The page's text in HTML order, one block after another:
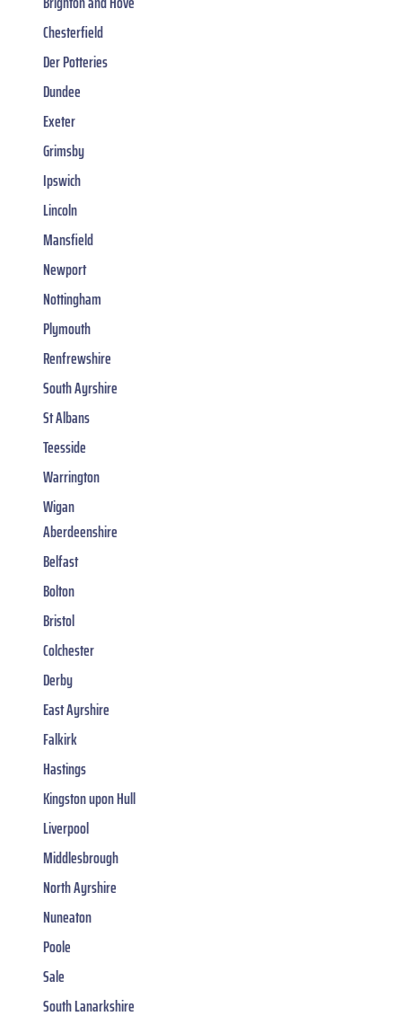
Chesterfield
Der Potteries
Dundee
Exeter
Grimsby
Ipswich
Lincoln
Mansfield
Newport
Nottingham
Plymouth
Renfrewshire
South Ayrshire
St Albans
Teesside
Warrington
Wigan
Aberdeenshire
Belfast
Bolton
Bristol
Colchester
Derby
East Ayrshire
Falkirk
Hastings
Kingston upon Hull
Liverpool
Middlesbrough
North Ayrshire
Nuneaton
Poole
Sale
South Lanarkshire